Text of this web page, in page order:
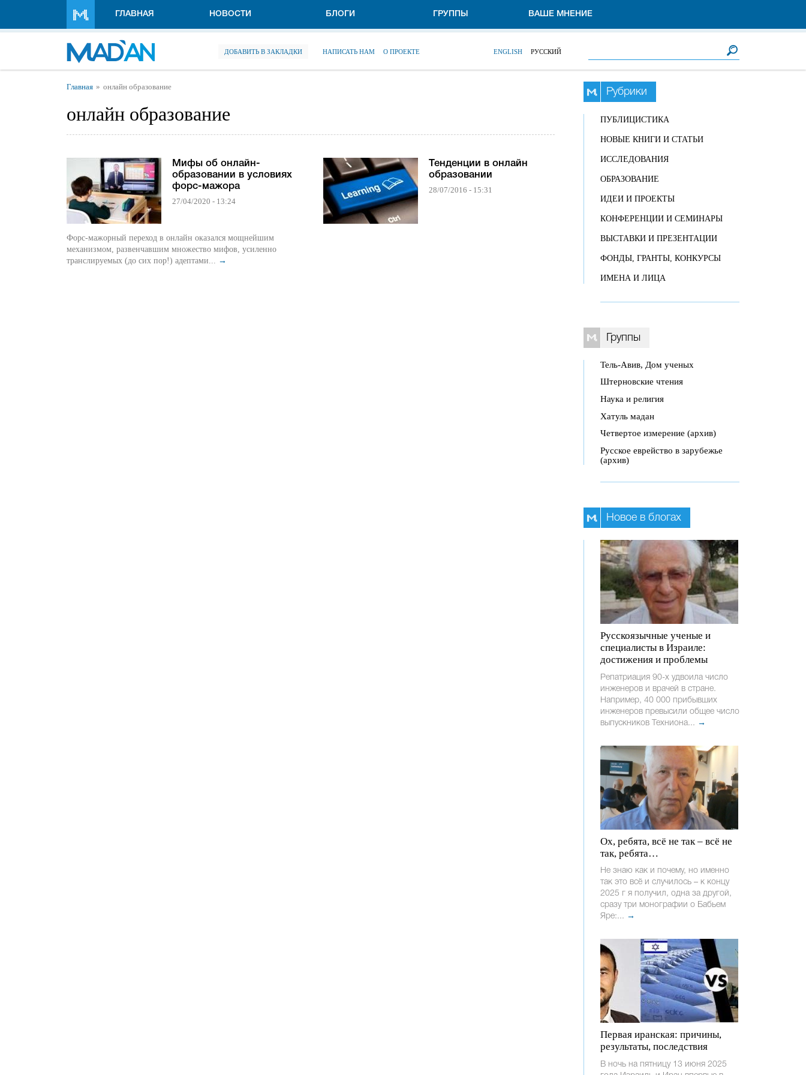
ГЛАВНАЯ НОВОСТИ БЛОГИ ГРУППЫ ВАШЕ МНЕНИЕ
ДОБАВИТЬ В ЗАКЛАДКИ НАПИСАТЬ НАМ О ПРОЕКТЕ ENGLISH РУССКИЙ
Вы здесь
Главная онлайн образование
онлайн образование
Мифы об онлайн-
образовании в условиях
форс-мажора
27/04/2020 - 13:24
Форс-мажорный переход в онлайн оказался мощнейшим
механизмом, развенчавшим множество мифов, усиленно
транслируемых (до сих пор!) адептами... →
Тенденции в онлайн
образовании
28/07/2016 - 15:31
Рубрики
ПУБЛИЦИСТИКА
НОВЫЕ КНИГИ И СТАТЬИ
ИССЛЕДОВАНИЯ
ОБРАЗОВАНИЕ
ИДЕИ И ПРОЕКТЫ
КОНФЕРЕНЦИИ И СЕМИНАРЫ
ВЫСТАВКИ И ПРЕЗЕНТАЦИИ
ФОНДЫ, ГРАНТЫ, КОНКУРСЫ
ИМЕНА И ЛИЦА
Группы
Тель-Авив, Дом ученых
Штерновские чтения
Наука и религия
Хатуль мадан
Четвертое измерение (архив)
Русское еврейство в зарубежье
(архив)
Новое в блогах
Русскоязычные ученые и
специалисты в Израиле:
достижения и проблемы
Репатриация 90-х удвоила число
инженеров и врачей в стране.
Например, 40 000 прибывших
инженеров превысили общее число
выпускников Техниона... →
Ох, ребята, всё не так – всё не
так, ребята…
Не знаю как и почему, но именно
так это всё и случилось – к концу
2025 г я получил, одна за другой,
сразу три монографии о Бабьем
Яре:... →
Первая иранская: причины,
результаты, последствия
В ночь на пятницу 13 июня 2025